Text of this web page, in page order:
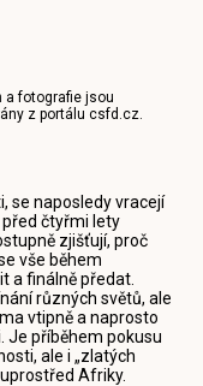
a fotografie jsou
z portálucsfd.cz.
se naposledy vracejí
čtyřmi lety
zjišťují, proč
vše během
a finálně předat.
různých světů, ale
vtipně a naprosto
Je příběhem pokusu
ale i „zlatých
Afriky.